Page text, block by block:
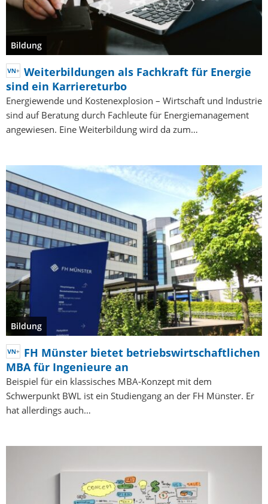
Bildung
Weiterbildungen als Fachkraft für Energie
sind ein Karriereturbo
Energiewende und Kostenexplosion – Wirtschaft und Industrie
sind auf Beratung durch Fachleute für Energiemanagement
angewiesen. Eine Weiterbildung wird da zum…
Bildung
FH Münster bietet betriebswirtschaftlichen
MBA für Ingenieure an
Beispiel für ein klassisches MBA-Konzept mit dem
Schwerpunkt BWL ist ein Studiengang an der FH Münster. Er
hat allerdings auch…